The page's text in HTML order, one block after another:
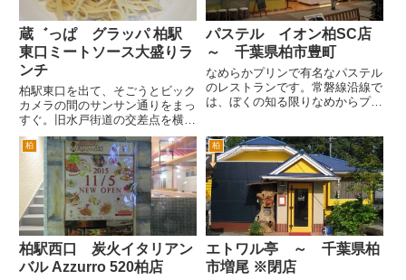
蔵゛っぱ グラッパ 柏駅
東口ミートソース大盛りラ
ンチ
柏駅東口を出て、そごうとビック
カメラの間のサンサン通りをまっ
すぐ。旧水戸街道の交差点を横断
して３０秒ほど歩いた右手に
「蔵゛っぱ」さんがあります。
「グラッパ」と読みます。 一
見和風っぽく暖簾も出てたりしま
すが、ランチタイムはパスタメイ
ンで、...
パステル イオン柏SC店
～ 千葉県柏市豊町
なめらかプリンで有名なパステル
のレストランです。常磐線沿線で
は、ぼくの知る限りなめからプリ
ルのレストランは、上野の丸井く
らいにしかない・・・ と思って
いたんですが、南柏のイオンシ
ョ...
柏
柏駅西口 炭火イタリアン
バル Azzurro 520柏店
柏
エトワル亭 ～ 千葉県柏
市増尾 ※閉店